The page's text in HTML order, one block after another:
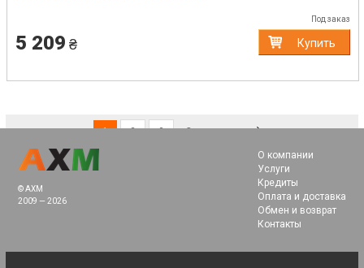
Под заказ
5 209 ₴ Купить
1(current)
2 3 Следующая
© AXM
2009 — 2026
О компании
Услуги
Кредиты
Оплата и доставка
Обмен и возврат
Контакты